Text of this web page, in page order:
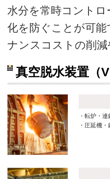
水分を常時コント
化を防ぐことが可
ナンスコストの削
真空脱水装置（
・転炉・
・圧延機